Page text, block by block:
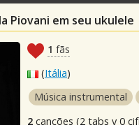
Piovani em seu ukulele
1 fãs
(Itália)
Música instrumental
2 canções (2 tabs y 0